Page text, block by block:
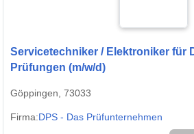
Servicetechniker / Elektroniker für
Prüfungen (m/w/d)
Göppingen, 73033
Firma:DPS - Das Prüfunternehmen